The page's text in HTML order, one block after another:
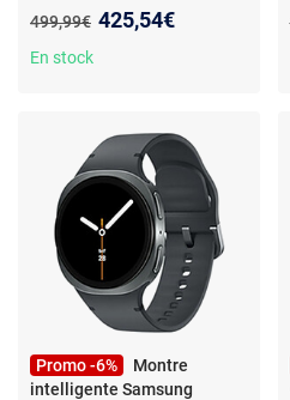
Samsung Galaxy Watch Ultra
2025 Blanc Titane
Ancien prix :
499,99€ Nouveau prix :
425,54€
En stock
Promo -6%
Montre
intelligente Samsung